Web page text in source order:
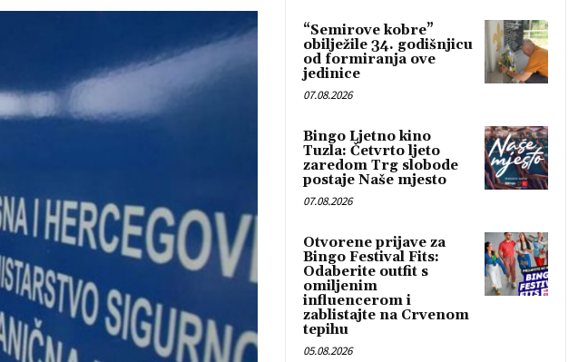
“Semirove kobre”
obilježile 34. godišnjicu
od formiranja ove
jedinice
07.08.2026
Bingo Ljetno kino
Tuzla: Četvrto ljeto
zaredom Trg slobode
postaje Naše mjesto
07.08.2026
Otvorene prijave za
Bingo Festival Fits:
Odaberite outfit s
omiljenim
influencerom i
zablistajte na Crvenom
tepihu
05.08.2026